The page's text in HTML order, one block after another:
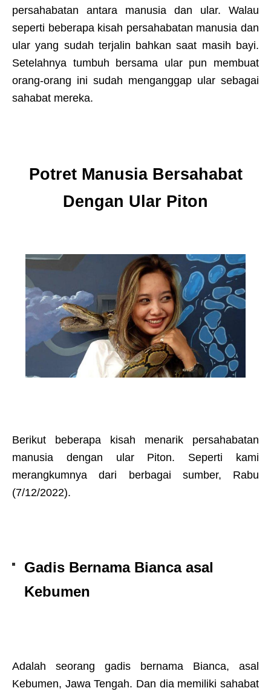
persahabatan antara manusia dan ular. Walau
seperti beberapa kisah persahabatan manusia dan
ular yang sudah terjalin bahkan saat masih bayi.
Setelahnya tumbuh bersama ular pun membuat
orang-orang ini sudah menganggap ular sebagai
sahabat mereka.
Potret Manusia Bersahabat
Dengan Ular Piton
Berikut beberapa kisah menarik persahabatan
manusia dengan ular Piton. Seperti kami
merangkumnya dari berbagai sumber, Rabu
(7/12/2022).
Gadis Bernama Bianca asal
Kebumen
Adalah seorang gadis bernama Bianca, asal
Kebumen, Jawa Tengah. Dan dia memiliki sahabat